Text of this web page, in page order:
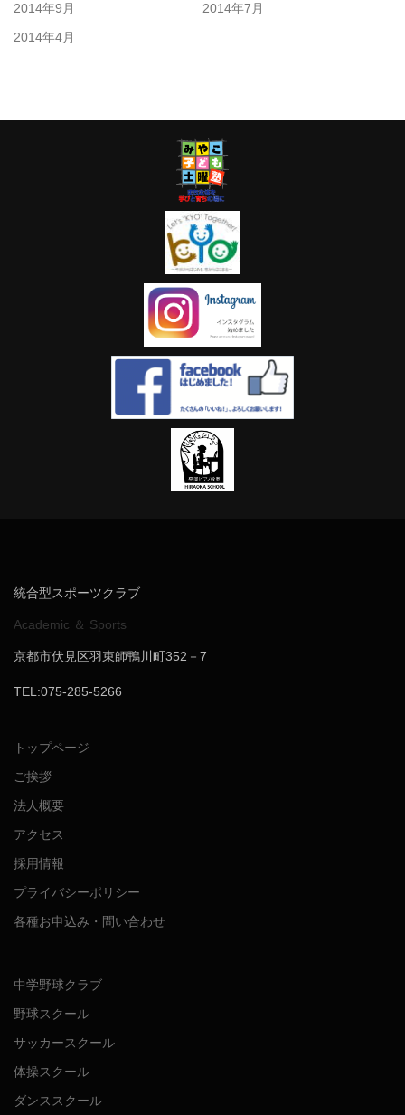
2014年9月
2014年7月
2014年4月
統合型スポーツクラブ
Academic ＆ Sports
京都市伏見区羽束師鴨川町352－7
TEL:075-285-5266
トップページ
ご挨拶
法人概要
アクセス
採用情報
プライバシーポリシー
各種お申込み・問い合わせ
中学野球クラブ
野球スクール
サッカースクール
体操スクール
ダンススクール